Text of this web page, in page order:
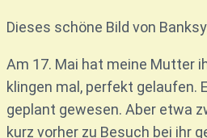
Dieses schöne Bild von
Am 17. Mai hat meine Mutter
klingen mal, perfekt gelaufen.
geplant gewesen. Aber etwa
kurz vorher zu Besuch bei ihr